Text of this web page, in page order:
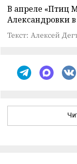
В апреле «Птиц
Александровки
Текст: Алексей